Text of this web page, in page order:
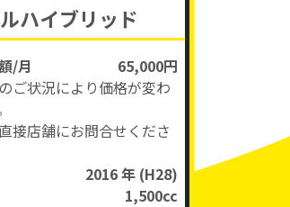
ハイブリッド
/月
65,000円
ご状況により価格が変わ
接店舗にお問合せくださ
2016 年 (H28)
1,500cc